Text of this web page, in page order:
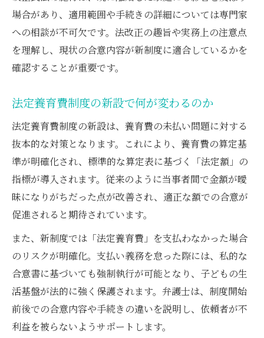
施行前に離婚した場合の対応策と弁護士相談ポ
法定養育費施行前の離婚と弁護士サポート
弁護士が教える施行前離婚の注意点とは
案
弁護士相談で協議合意書を確実に作成する
施行前離婚での養育費確保の弁護士アドバ
イス
私的書面のみで差押えが可能に？改正の実務イ
ンパクト
弁護士が解説する先取特権の新制度とは
私的書面活用で弁護士が差押えを実現する
手順
法定養育費の強制執行における弁護士の役
割
弁護士視点で見る改正後の迅速な養育費回
収
場合があり、適用範囲や手続きの詳細については専門家
への相談が不可欠です。法改正の趣旨や実務上の注意点
を理解し、現状の合意内容が新制度に適合しているかを
確認することが重要です。
法定養育費制度の新設で何が変わるのか
法定養育費制度の新設は、養育費の未払い問題に対する
抜本的な対策となります。これにより、養育費の算定基
準が明確化され、標準的な算定表に基づく「法定額」の
指標が導入されます。従来のように当事者間で金額が曖
昧になりがちだった点が改善され、適正な額での合意が
促進されると期待されています。
また、新制度では「法定養育費」を支払わなかった場合
のリスクが明確化。支払い義務を怠った際には、私的な
合意書に基づいても強制執行が可能となり、子どもの生
活基盤が法的に強く保護されます。弁護士は、制度開始
前後での合意内容や手続きの違いを説明し、依頼者が不
利益を被らないようサポートします。